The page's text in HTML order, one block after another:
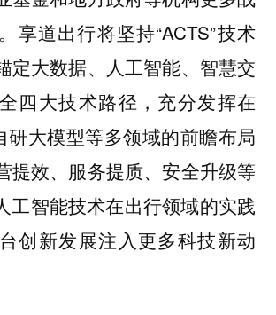
享道出行将坚持“ACTS”技术
定大数据、人工智能、智慧交
四大技术路径，充分发挥在
研大模型等多领域的前瞻布局
提效、服务提质、安全升级等
工智能技术在出行领域的实践
创新发展注入更多科技新动